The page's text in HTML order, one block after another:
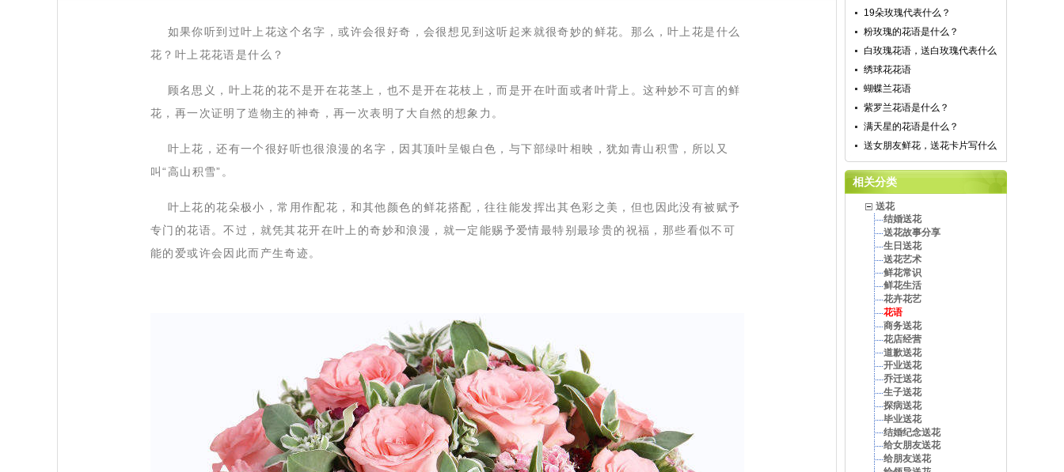
如果你听到过叶上花这个名字，或许会很好奇，会很想见到这听起来就很奇妙的鲜花。那么，叶上花是什么
花？叶上花花语是什么？
顾名思义，叶上花的花不是开在花茎上，也不是开在花枝上，而是开在叶面或者叶背上。这种妙不可言的鲜
花，再一次证明了造物主的神奇，再一次表明了大自然的想象力。
叶上花，还有一个很好听也很浪漫的名字，因其顶叶呈银白色，与下部绿叶相映，犹如青山积雪，所以又
叫“高山积雪”。
叶上花的花朵极小，常用作配花，和其他颜色的鲜花搭配，往往能发挥出其色彩之美，但也因此没有被赋予
专门的花语。不过，就凭其花开在叶上的奇妙和浪漫，就一定能赐予爱情最特别最珍贵的祝福，那些看似不可
能的爱或许会因此而产生奇迹。
19朵玫瑰代表什么？
粉玫瑰的花语是什么？
白玫瑰花语，送白玫瑰代表什么
绣球花花语
蝴蝶兰花语
紫罗兰花语是什么？
满天星的花语是什么？
送女朋友鲜花，送花卡片写什么
相关分类
送花
结婚送花
送花故事分享
生日送花
送花艺术
鲜花常识
鲜花生活
花卉花艺
花语
商务送花
花店经营
道歉送花
开业送花
乔迁送花
生子送花
探病送花
毕业送花
结婚纪念送花
给女朋友送花
给朋友送花